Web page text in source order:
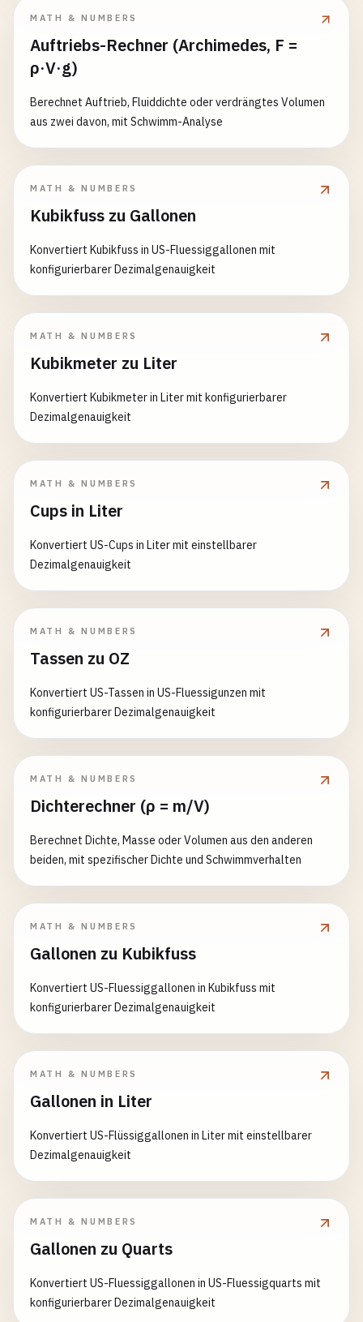
MATH & NUMBERS
Auftriebs-Rechner (Archimedes, F =
ρ·V·g)
Berechnet Auftrieb, Fluiddichte oder verdrängtes Volumen
aus zwei davon, mit Schwimm-Analyse
MATH & NUMBERS
Kubikfuss zu Gallonen
Konvertiert Kubikfuss in US-Fluessiggallonen mit
konfigurierbarer Dezimalgenauigkeit
MATH & NUMBERS
Kubikmeter zu Liter
Konvertiert Kubikmeter in Liter mit konfigurierbarer
Dezimalgenauigkeit
MATH & NUMBERS
Cups in Liter
Konvertiert US-Cups in Liter mit einstellbarer
Dezimalgenauigkeit
MATH & NUMBERS
Tassen zu OZ
Konvertiert US-Tassen in US-Fluessigunzen mit
konfigurierbarer Dezimalgenauigkeit
MATH & NUMBERS
Dichterechner (ρ = m/V)
Berechnet Dichte, Masse oder Volumen aus den anderen
beiden, mit spezifischer Dichte und Schwimmverhalten
MATH & NUMBERS
Gallonen zu Kubikfuss
Konvertiert US-Fluessiggallonen in Kubikfuss mit
konfigurierbarer Dezimalgenauigkeit
MATH & NUMBERS
Gallonen in Liter
Konvertiert US-Flüssiggallonen in Liter mit einstellbarer
Dezimalgenauigkeit
MATH & NUMBERS
Gallonen zu Quarts
Konvertiert US-Fluessiggallonen in US-Fluessigquarts mit
konfigurierbarer Dezimalgenauigkeit